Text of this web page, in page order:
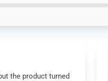
the product turned